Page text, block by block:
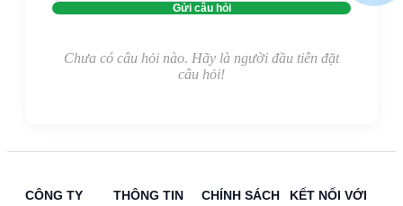
Gửi câu hỏi
Chưa có câu hỏi nào. Hãy là người đầu tiên đặt
câu hỏi!
CÔNG TY
THÔNG TIN
CHÍNH SÁCH
KẾT NỐI VỚI